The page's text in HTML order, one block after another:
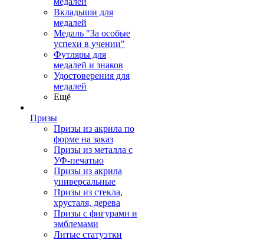
Вкладыши для
медалей
Медаль "За особые
успехи в учении"
Футляры для
медалей и знаков
Удостоверения для
медалей
Ещё
Призы
Призы из акрила по
форме на заказ
Призы из металла с
УФ-печатью
Призы из акрила
универсальные
Призы из стекла,
хрусталя, дерева
Призы с фигурами и
эмблемами
Литые статуэтки